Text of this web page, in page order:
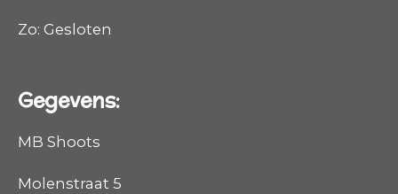
Zo: Gesloten
Gegevens:
MB Shoots
Molenstraat 5